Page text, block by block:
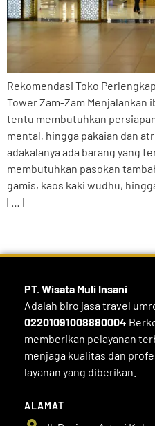
Rekomendasi Toko
Tower Zam-Zam Menjalankan
tentu membutuhkan
mental, hingga pakaian dan
adakalanya ada barang yang
membutuhkan pasokan
gamis, kaos kaki wudhu,
[…]
PT. Wisata Muli Insani
Adalah biro jasa travel
02201091008880004
memberikan pelayanan
menjaga kualitas dan
layanan yang diberikan.
ALAMAT